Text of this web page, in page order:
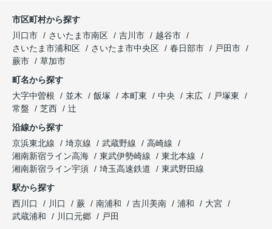
市区町村から探す
川口市
さいたま市南区 吉川市
越谷市
さいたま市浦和区
さいたま市中央区 春日部市
戸田市
蕨市
草加市
町名から探す
大字中曽根
並木 飯塚 本町東 中央 末広
戸塚東
常盤
芝西
辻
沿線から探す
京浜東北線
埼京線 武蔵野線
高崎線
湘南新宿ライン高海
東武伊勢崎線
東北本線
湘南新宿ライン宇須
埼玉高速鉄道
東武野田線
駅から探す
西川口
川口 蕨 南浦和 吉川美南 浦和
大宮
武蔵浦和
川口元郷 戸田